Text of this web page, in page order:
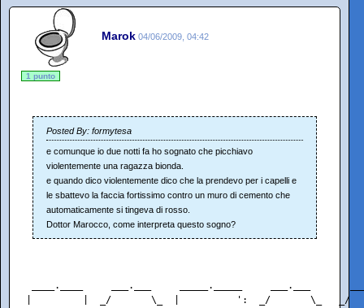
Marok 04/06/2009, 04:42
1 punto
Posted By: formytesa
e comunque io due notti fa ho sognato che picchiavo
violentemente una ragazza bionda.
e quando dico violentemente dico che la prendevo per i capelli e
le sbattevo la faccia fortissimo contro un muro di cemento che
automaticamente si tingeva di rosso.
Dottor Marocco, come interpreta questo sogno?
____.____     ___.___     _____._____     ___.___
|         |  _/       \_  |          ':  _/       \_   _/